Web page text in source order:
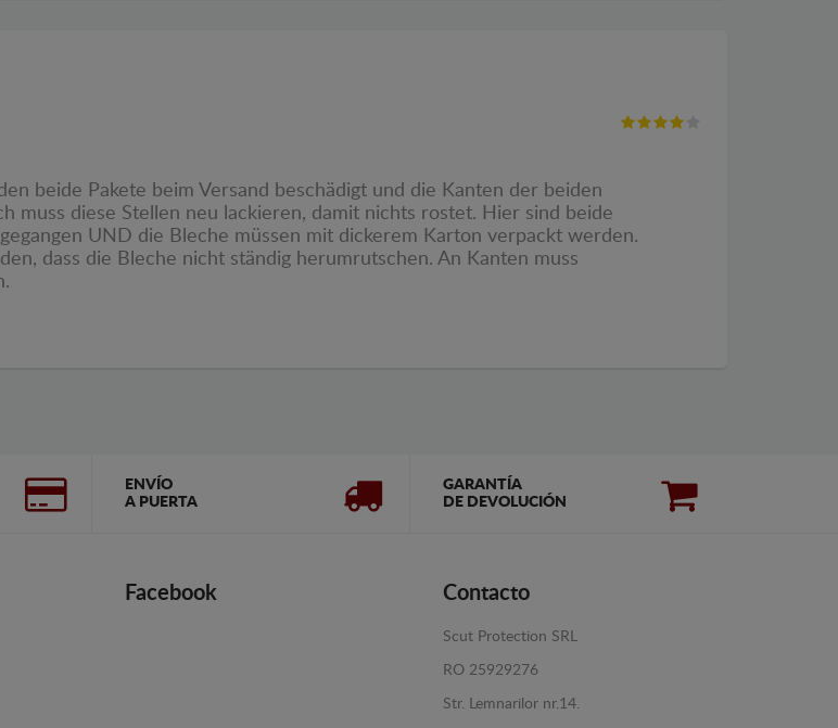
beide Pakete beim Versand beschädigt und die Kanten der beiden
muss diese Stellen neu lackieren, damit nichts rostet. Hier sind beide
UND die Bleche müssen mit dickerem Karton verpackt werden.
dass die Bleche nicht ständig herumrutschen. An Kanten muss
ENVÍO
A PUERTA
GARANTÍA
DE DEVOLUCIÓN
Facebook Contacto
Scut Protection SRL
RO 25929276
Str. Lemnarilor nr.14.